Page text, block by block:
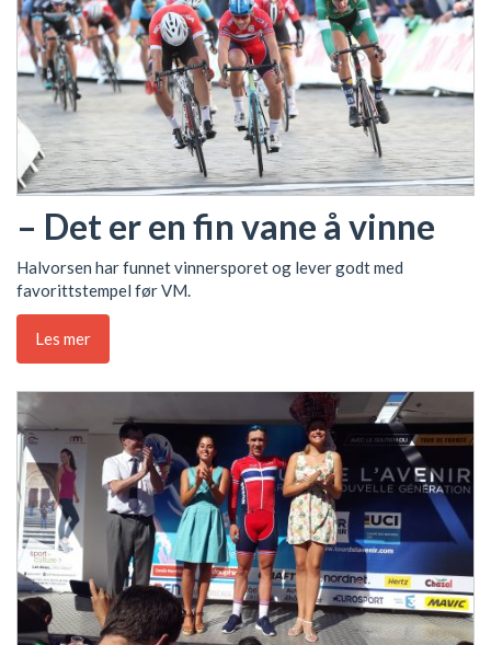
– Det er en fin vane å vinne
Halvorsen har funnet vinnersporet og lever godt med
favorittstempel før VM.
Les mer